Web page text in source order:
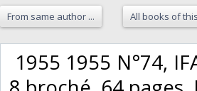
From same author ... All books of
1955 1955 N°74,